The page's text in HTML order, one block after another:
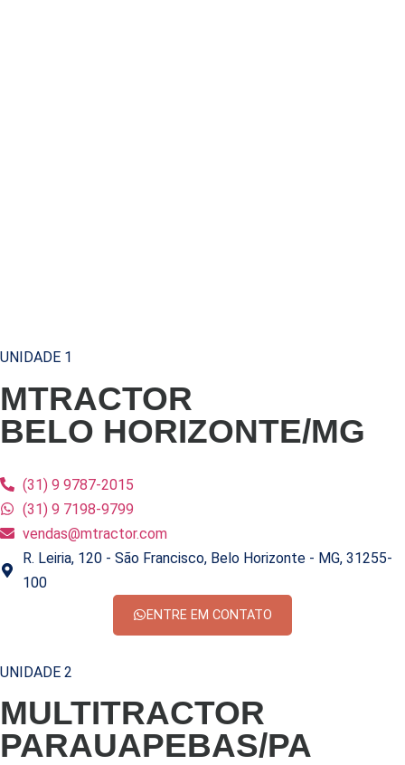
UNIDADE 1
MTRACTOR
BELO HORIZONTE/MG
(31) 9 9787-2015
(31) 9 7198-9799
vendas@mtractor.com
R. Leiria, 120 - São Francisco, Belo Horizonte - MG, 31255-
100
ENTRE EM CONTATO
UNIDADE 2
MULTITRACTOR
PARAUAPEBAS/PA